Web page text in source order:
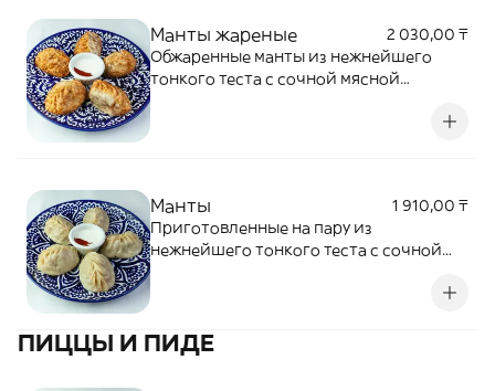
Манты жареные
2 030,00 ₸
Обжаренные манты из нежнейшего
тонкого теста с сочной мясной
Манты
1 910,00 ₸
Приготовленные на пару из
нежнейшего тонкого теста с сочной
ПИЦЦЫ И ПИДЕ